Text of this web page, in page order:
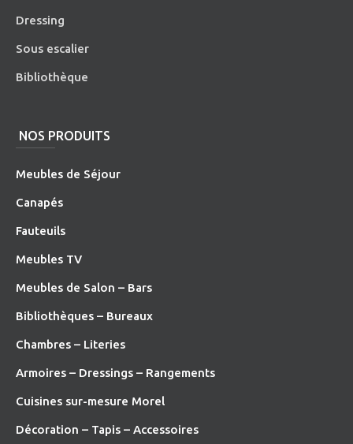
Dressing
Sous escalier
Bibliothèque
NOS PRODUITS
Meubles de Séjour
Canapés
Fauteuils
Meubles TV
Meubles de Salon – Bars
Bibliothèques – Bureaux
Chambres – Literies
Armoires – Dressings – Rangements
Cuisines sur-mesure Morel
Décoration – Tapis – Accessoires